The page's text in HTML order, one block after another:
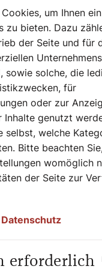
Kohlrabi-
Erdnüsse
brauner Zucker
um Ihnen
zu bieten. Dazu
der Seite und für
sowie solche, die
für
oder zur
Inhalte genutzt
selbst, welche
Bitte beachten
womöglich
der Seite zur
Datenschutz
erforderlich